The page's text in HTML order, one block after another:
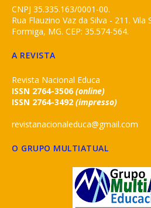
CNPJ 35.335.163/0001-00.
Rua Flauzino Vaz da Silva - 211. Vila
Formiga, MG. CEP: 35.574-564.
A REVISTA
Revista Nacional Educa
ISSN 2764-3506(online)
ISSN 2764-3492 (impresso)
revistanacionaleduca@gmail.com
O GRUPO MULTIATUAL